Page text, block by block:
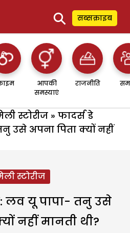
⚲ सब्सक्राइब
आपकी
समस्याएं
राजनीति
स्टोरीज » फादर्स डे
उसे अपना पिता क्यों नहीं
स्टोरीज
लव यू पापा- तनु उसे
नहीं मानती थी?